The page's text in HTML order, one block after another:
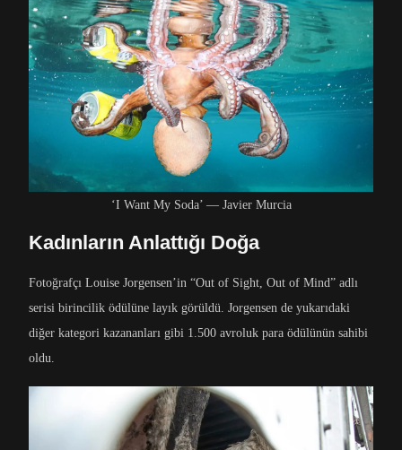
‘I Want My Soda’ — Javier Murcia
Kadınların Anlattığı Doğa
Fotoğrafçı Louise Jorgensen’in “Out of Sight, Out of Mind” adlı
serisi birincilik ödülüne layık görüldü. Jorgensen de yukarıdaki
diğer kategori kazananları gibi 1.500 avroluk para ödülünün sahibi
oldu.